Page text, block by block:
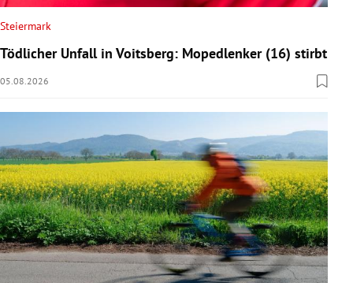
Steiermark
Tödlicher Unfall in Voitsberg: Mopedlenker (16) stirbt
05.08.2026